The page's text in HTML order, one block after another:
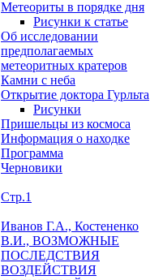
Метеориты в порядке дня
Рисунки к статье
Об исследовании
предполагаемых
метеоритных кратеров
Камни с неба
Открытие доктора Гурльта
Рисунки
Пришельцы из космоса
Информация о находке
Программа
Черновики
Стр.1
Иванов Г.А., Костененко
В.И., ВОЗМОЖНЫЕ
ПОСЛЕДСТВИЯ
ВОЗДЕЙСТВИЯ